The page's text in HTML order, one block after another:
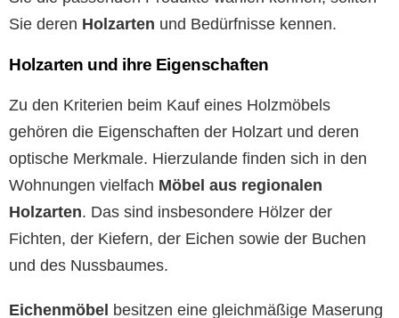
Sie deren Holzarten und Bedürfnisse kennen.
Holzarten und ihre Eigenschaften
Zu den Kriterien beim Kauf eines Holzmöbels
gehören die Eigenschaften der Holzart und deren
optische Merkmale. Hierzulande finden sich in den
Wohnungen vielfach Möbel aus regionalen
Holzarten. Das sind insbesondere Hölzer der
Fichten, der Kiefern, der Eichen sowie der Buchen
und des Nussbaumes.
Eichenmöbel besitzen eine gleichmäßige Maserung